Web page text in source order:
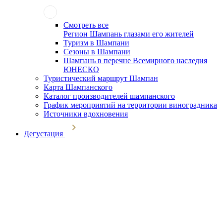
Смотреть все
Регион Шампань глазами его жителей
Туризм в Шампани
Сезоны в Шампани
Шампань в перечне Всемирного наследия
ЮНЕСКО
Туристический маршрут Шампан
Карта Шампанского
Каталог производителей шампанского
График мероприятий на территории виноградника
Источники вдохновения
Дегустация